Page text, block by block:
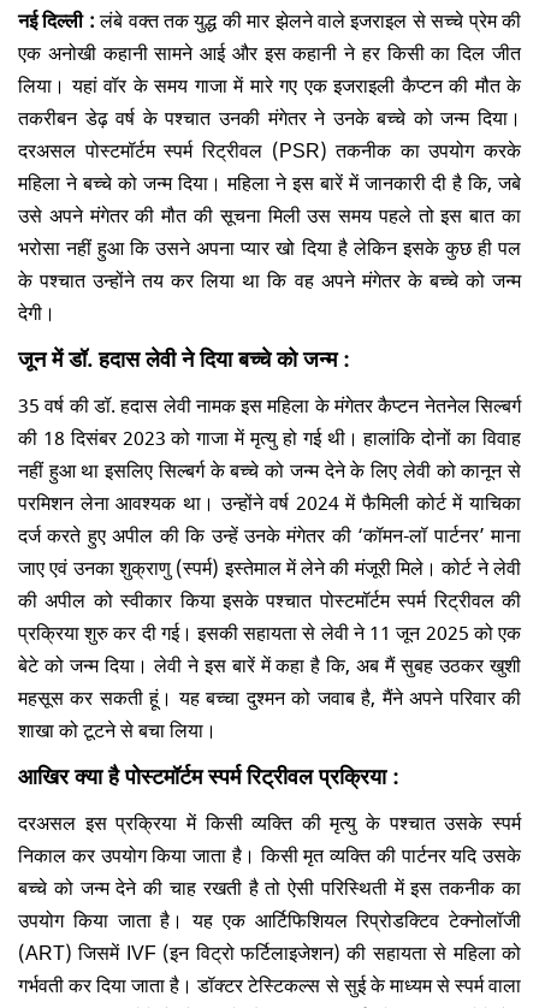
नई दिल्ली :लंबे वक्त तक युद्ध की मार झेलने वाले इजराइल से सच्चे प्रेम की
एक अनोखी कहानी सामने आई और इस कहानी ने हर किसी का दिल जीत
लिया। यहां वॉर के समय गाजा में मारे गए एक इजराइली कैप्टन की मौत के
तकरीबन डेढ़ वर्ष के पश्चात उनकी मंगेतर ने उनके बच्चे को जन्म दिया।
दरअसल पोस्टमॉर्टम स्पर्म रिट्रीवल (PSR) तकनीक का उपयोग करके
महिला ने बच्चे को जन्म दिया। महिला ने इस बारें में जानकारी दी है कि, जबे
उसे अपने मंगेतर की मौत की सूचना मिली उस समय पहले तो इस बात का
भरोसा नहीं हुआ कि उसने अपना प्यार खो दिया है लेकिन इसके कुछ ही पल
के पश्चात उन्होंने तय कर लिया था कि वह अपने मंगेतर के बच्चे को जन्म
देगी।
जून में डॉ. हदास लेवी ने दिया बच्चे को जन्म :
35 वर्ष की डॉ. हदास लेवी नामक इस महिला के मंगेतर कैप्टन नेतनेल सिल्बर्ग
की 18 दिसंबर 2023 को गाजा में मृत्यु हो गई थी। हालांकि दोनों का विवाह
नहीं हुआ था इसलिए सिल्बर्ग के बच्चे को जन्म देने के लिए लेवी को कानून से
परमिशन लेना आवश्यक था। उन्होंने वर्ष 2024 में फैमिली कोर्ट में याचिका
दर्ज करते हुए अपील की कि उन्हें उनके मंगेतर की ‘कॉमन-लॉ पार्टनर’ माना
जाए एवं उनका शुक्राणु (स्पर्म) इस्तेमाल में लेने की मंजूरी मिले। कोर्ट ने लेवी
की अपील को स्वीकार किया इसके पश्चात पोस्टमॉर्टम स्पर्म रिट्रीवल की
प्रक्रिया शुरु कर दी गई। इसकी सहायता से लेवी ने 11 जून 2025 को एक
बेटे को जन्म दिया। लेवी ने इस बारें में कहा है कि, अब मैं सुबह उठकर खुशी
महसूस कर सकती हूं। यह बच्चा दुश्मन को जवाब है, मैंने अपने परिवार की
शाखा को टूटने से बचा लिया।
आखिर क्या है पोस्टमॉर्टम स्पर्म रिट्रीवल प्रक्रिया :
दरअसल इस प्रक्रिया में किसी व्यक्ति की मृत्यु के पश्चात उसके स्पर्म
निकाल कर उपयोग किया जाता है। किसी मृत व्यक्ति की पार्टनर यदि उसके
बच्चे को जन्म देने की चाह रखती है तो ऐसी परिस्थिती में इस तकनीक का
उपयोग किया जाता है। यह एक आर्टिफिशियल रिप्रोडक्टिव टेक्नोलॉजी
(ART) जिसमें IVF (इन विट्रो फर्टिलाइजेशन) की सहायता से महिला को
गर्भवती कर दिया जाता है। डॉक्टर टेस्टिकल्स से सुई के माध्यम से स्पर्म वाला